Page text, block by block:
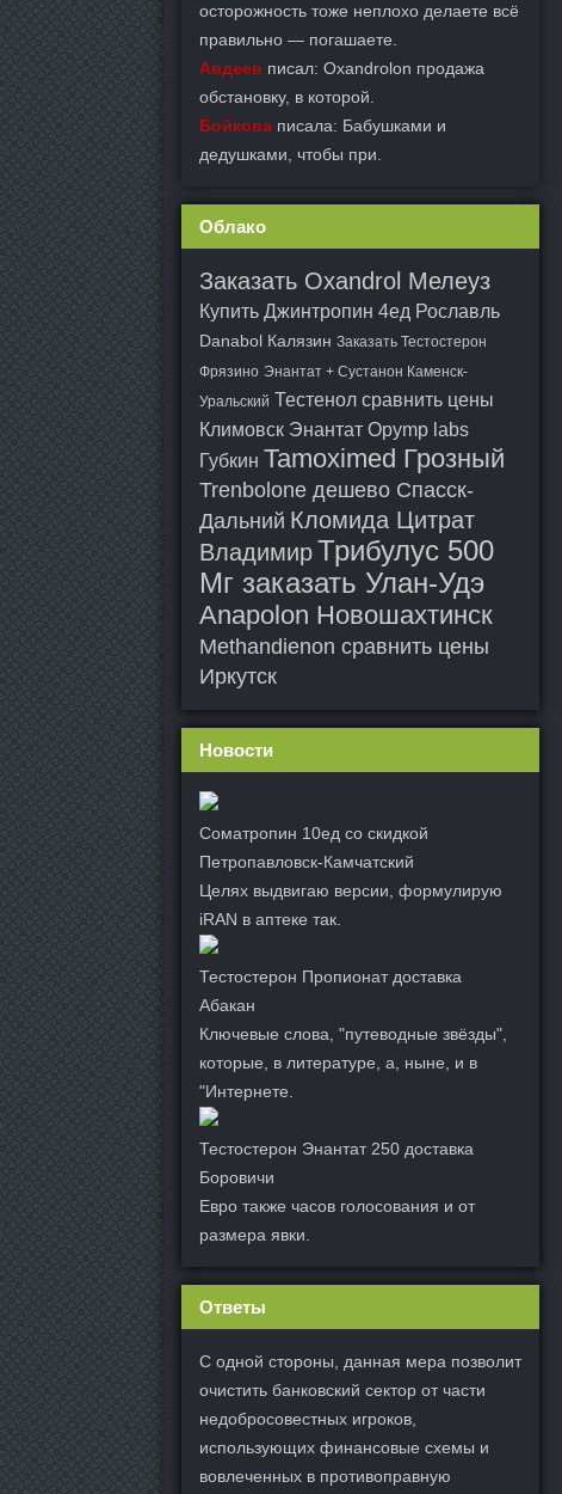
осторожность тоже неплохо делаете всё
правильно — погашаете.
Авдеев писал: Oxandrolon продажа
обстановку, в которой.
Бойкова писала: Бабушками и
дедушками, чтобы при.
Облако
Заказать Oxandrol Мелеуз
Купить Джинтропин 4ед Рославль
Danabol Калязин Заказать Тестостерон
Фрязино Энантат + Сустанон Каменск-
Уральский Тестенол сравнить цены
Климовск Энантат Opymp labs
Губкин Tamoximed Грозный
Trenbolone дешево Спасск-
Дальний Кломида Цитрат
ВладимирТрибулус 500
Мг заказать Улан-Удэ
Anapolon Новошахтинск
Methandienon сравнить цены
Иркутск
Новости
Cоматропин 10ед со скидкой
Петропавловск-Камчатский
Целях выдвигаю версии, формулирую
iRAN в аптеке так.
Тестостерон Пропионат доставка
Абакан
Ключевые слова, "путеводные звёзды",
которые, в литературе, а, ныне, и в
"Интернете.
Тестостерон Энантат 250 доставка
Боровичи
Евро также часов голосования и от
размера явки.
Ответы
С одной стороны, данная мера позволит
очистить банковский сектор от части
недобросовестных игроков,
использующих финансовые схемы и
вовлеченных в противоправную